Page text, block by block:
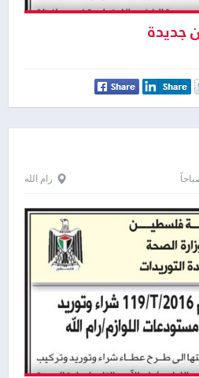
جديدة
رام الله